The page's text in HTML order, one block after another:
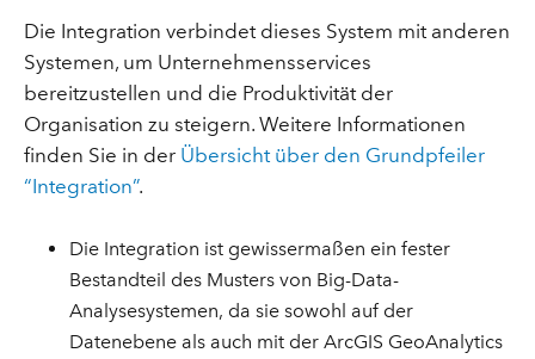
Die Integration verbindet dieses System mit anderen
Systemen, um Unternehmensservices
bereitzustellen und die Produktivität der
Organisation zu steigern. Weitere Informationen
finden Sie in der Übersicht über den Grundpfeiler
“Integration”.
Die Integration ist gewissermaßen ein fester
Bestandteil des Musters von Big-Data-
Analysesystemen, da sie sowohl auf der
Datenebene als auch mit der ArcGIS GeoAnalytics